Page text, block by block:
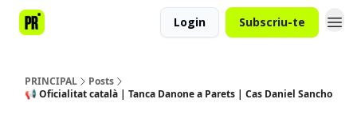
Login Subscriu-te
PRINCIPAL
Posts
📢 Oficialitat català | Tanca Danone a Parets | Cas Daniel Sancho